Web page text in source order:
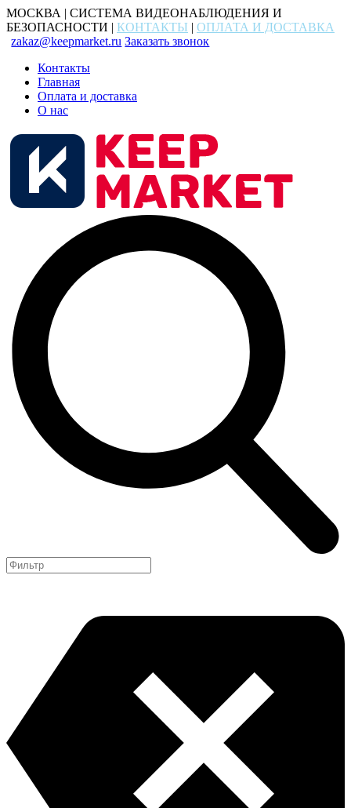
МОСКВА | СИСТЕМА ВИДЕОНАБЛЮДЕНИЯ И
БЕЗОПАСНОСТИ | КОНТАКТЫ | ОПЛАТА И ДОСТАВКА
zakaz@keepmarket.ru Заказать звонок
Контакты
Главная
Оплата и доставка
О нас